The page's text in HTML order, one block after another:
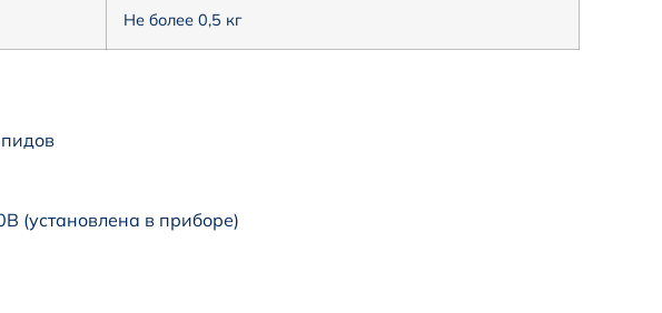
Не более 0,5 кг
(установлена в приборе)